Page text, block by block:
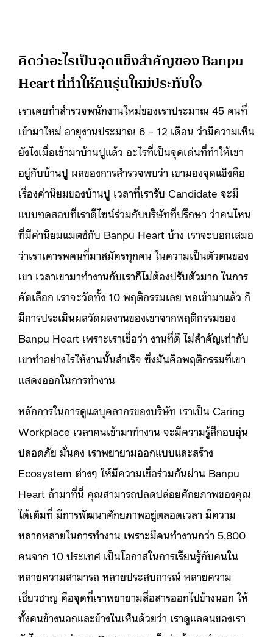
คิดว่าอะไรเป็นจุดแข็งสำคัญของ Banpu
Heart ที่ทำให้คนรุ่นใหม่ประทับใจ
เราเคยทำสำรวจพนักงานใหม่ของเราประมาณ 45 คนที่
เข้ามาใหม่ อายุงานประมาณ 6 – 12 เดือน ว่ามีความเห็น
ยังไงเมื่อเข้ามาบ้านปูแล้ว อะไรที่เป็นจุดเด่นที่ทำให้เขา
อยู่กับบ้านปู ผลของการสำรวจพบว่า เขามองจุดแข็งคือ
เรื่องค่านิยมของบ้านปู เวลาที่เรารับ Candidate จะมี
แบบทดสอบที่เราดีไซน์ร่วมกับบริษัทที่ปรึกษา ว่าคนไหน
ที่มีค่านิยมแมตช์กับ Banpu Heart บ้าง เราจะบอกเสมอ
ว่าเราเคารพคนที่มาสมัครทุกคน ในความเป็นตัวตนของ
เขา เวลาเขามาทำงานกับเราก็ไม่ต้องปรับตัวมาก ในการ
คัดเลือก เราจะวัดทั้ง 10 พฤติกรรมเลย พอเข้ามาแล้ว ก็
มีการประเมินผลวัดผลงานของเขาจากพฤติกรรมของ
Banpu Heart เพราะเราเชื่อว่า งานที่ดี ไม่สำคัญเท่ากับ
เขาทำอย่างไรให้งานนั้นสำเร็จ ซึ่งมันคือพฤติกรรมที่เขา
แสดงออกในการทำงาน
หลักการในการดูแลบุคลากรของบริษัท เราเป็น Caring
Workplace เวลาคนเข้ามาทำงาน จะมีความรู้สึกอบอุ่น
ปลอดภัย มั่นคง เราพยายามออกแบบและสร้าง
Ecosystem ต่างๆ ให้มีความเชื่อร่วมกันผ่าน Banpu
Heart ถ้ามาที่นี่ คุณสามารถปลดปล่อยศักยภาพของคุณ
ได้เต็มที่ มีการพัฒนาศักยภาพอยู่ตลอดเวลา มีความ
หลากหลายในการทำงาน เพราะมีคนทำงานกว่า 5,800
คนจาก 10 ประเทศ เป็นโอกาสในการเรียนรู้กับคนใน
หลายความสามารถ หลายประสบการณ์ หลายความ
เชี่ยวชาญ คือจุดที่เราพยายามสื่อสารออกไปข้างนอก ให้
ทั้งคนข้างนอกและข้างในเห็นด้วยว่า เราดูแลคนของเรา